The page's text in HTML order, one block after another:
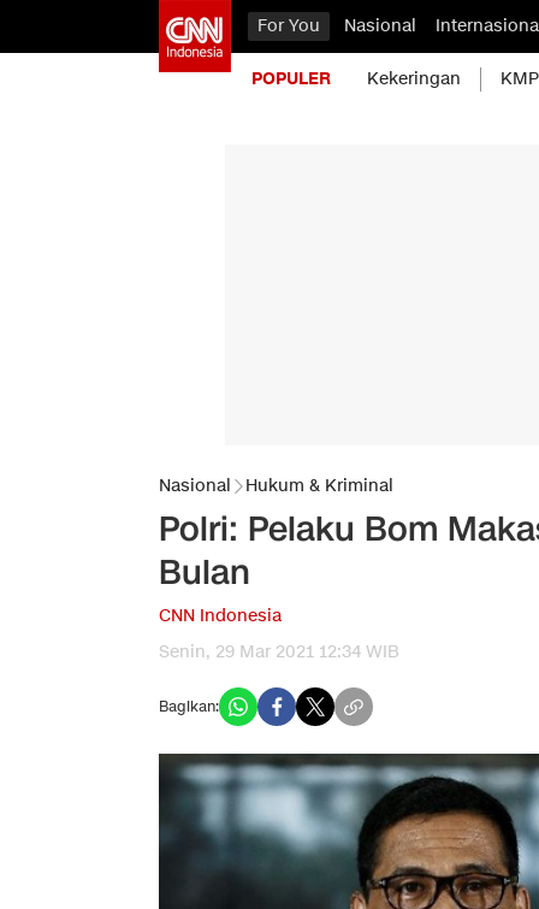
For You Nasional
POPULER Kekeringan
Nasional Hukum & Kriminal
Polri: Pelaku Bom
Bulan
CNN Indonesia
Senin, 29 Mar 2021 12:34 WIB
Bagikan: